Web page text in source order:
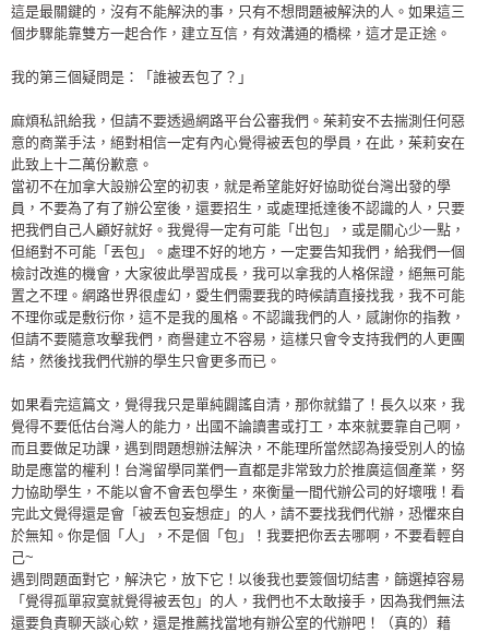
這是最關鍵的，沒有不能解決的事，只有不想問題被解決的人。如果這三
個步驟能靠雙方一起合作，建立互信，有效溝通的橋樑，這才是正途。
我的第三個疑問是：「誰被丟包了？」
麻煩私訊給我，但請不要透過網路平台公審我們。茱莉安不去揣測任何惡
意的商業手法，絕對相信一定有內心覺得被丟包的學員，在此，茱莉安在
此致上十二萬份歉意。
當初不在加拿大設辦公室的初衷，就是希望能好好協助從台灣出發的學
員，不要為了有了辦公室後，還要招生，或處理抵達後不認識的人，只要
把我們自己人顧好就好。我覺得一定有可能「出包」，或是關心少一點，
但絕對不可能「丟包」。處理不好的地方，一定要告知我們，給我們一個
檢討改進的機會，大家彼此學習成長，我可以拿我的人格保證，絕無可能
置之不理。網路世界很虛幻，愛生們需要我的時候請直接找我，我不可能
不理你或是敷衍你，這不是我的風格。不認識我們的人，感謝你的指教，
但請不要隨意攻擊我們，商譽建立不容易，這樣只會令支持我們的人更團
結，然後找我們代辦的學生只會更多而已。
如果看完這篇文，覺得我只是單純闢謠自清，那你就錯了！長久以來，我
覺得不要低估台灣人的能力，出國不論讀書或打工，本來就要靠自己啊，
而且要做足功課，遇到問題想辦法解決，不能理所當然認為接受別人的協
助是應當的權利！台灣留學同業們一直都是非常致力於推廣這個產業，努
力協助學生，不能以會不會丟包學生，來衡量一間代辦公司的好壞哦！看
完此文覺得還是會「被丟包妄想症」的人，請不要找我們代辦，恐懼來自
於無知。你是個「人」，不是個「包」！我要把你丟去哪啊，不要看輕自
己~
遇到問題面對它，解決它，放下它！以後我也要簽個切結書，篩選掉容易
「覺得孤單寂寞就覺得被丟包」的人，我們也不太敢接手，因為我們無法
還要負責聊天談心欸，還是推薦找當地有辦公室的代辦吧！（真的）藉